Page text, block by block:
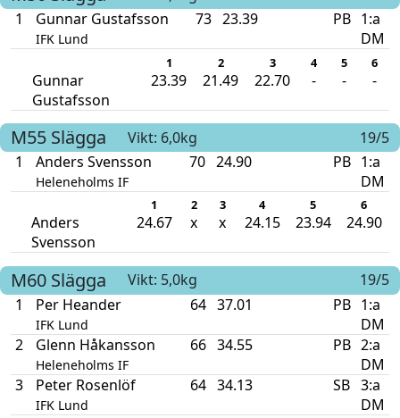
1
Gunnar Gustafsson
IFK Lund
73 23.39 PB 1:a
DM
1 2 3 4 5 6
Gunnar
Gustafsson
23.39 21.49 22.70 - - -
M55 Slägga Vikt: 6,0kg
19/5
1
Anders Svensson
Heleneholms IF
70 24.90 PB 1:a
DM
1 2 3 4 5 6
Anders
Svensson
24.67 x x 24.15 23.94 24.90
M60 Slägga Vikt: 5,0kg
19/5
1
Per Heander
IFK Lund
64 37.01 PB 1:a
DM
2
Glenn Håkansson
Heleneholms IF
66 34.55 PB 2:a
DM
3
Peter Rosenlöf
IFK Lund
64 34.13 SB 3:a
DM